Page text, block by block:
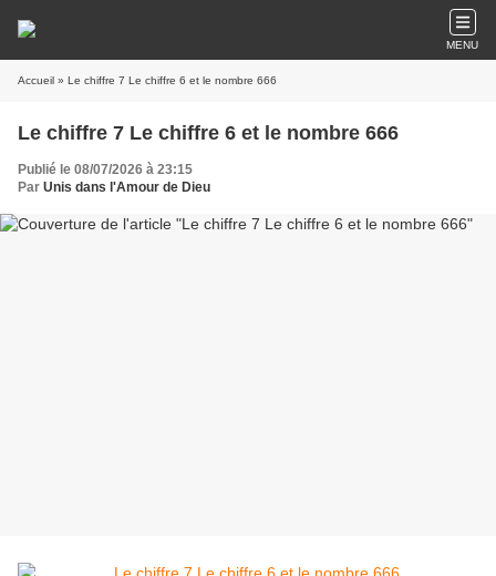
MENU
Accueil » Le chiffre 7 Le chiffre 6 et le nombre 666
Le chiffre 7 Le chiffre 6 et le nombre 666
Publié le 08/07/2026 à 23:15
Par Unis dans l'Amour de Dieu